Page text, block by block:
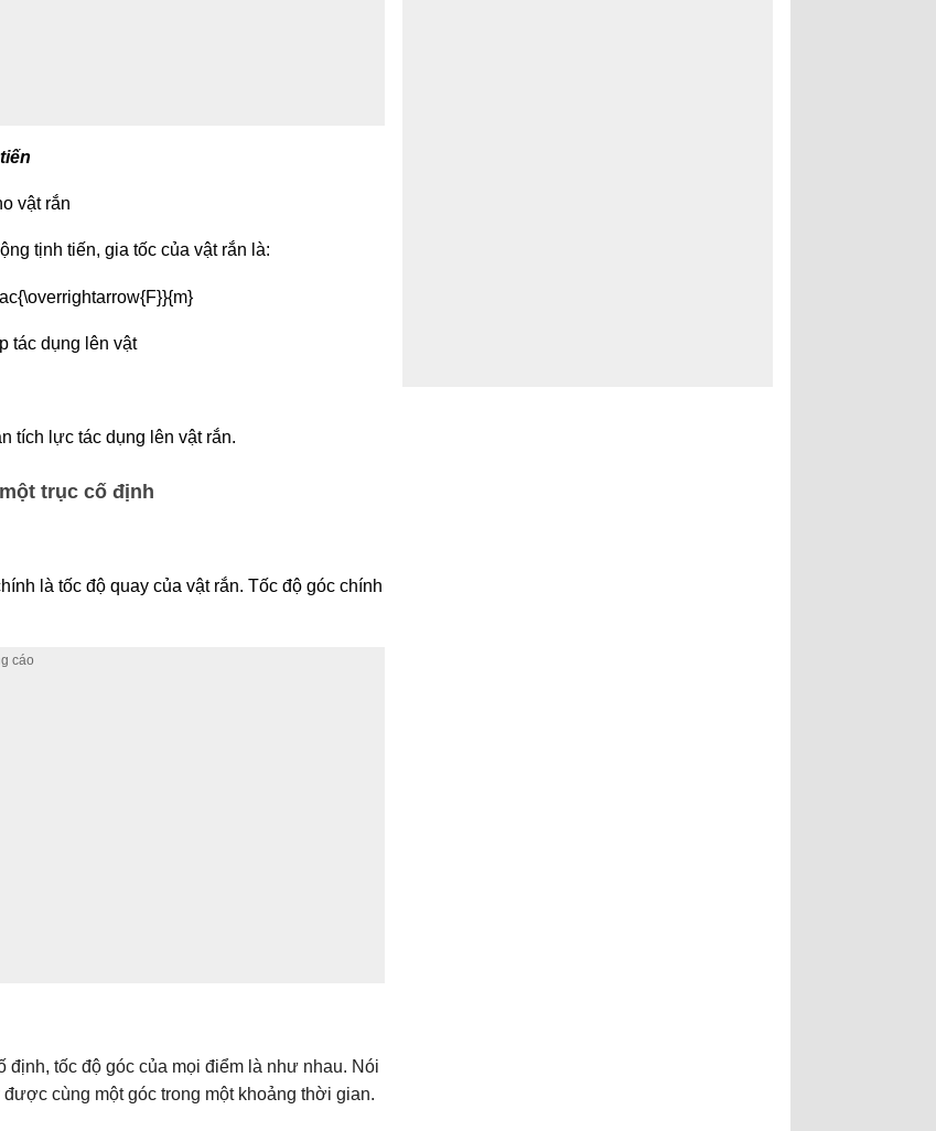
vật rắn
tịnh tiến, gia tốc của vật rắn là:
tác dụng lên vật
tích lực tác dụng lên vật rắn.
trục cố định
là tốc độ quay của vật rắn. Tốc độ góc chính
tốc độ góc của mọi điểm là như nhau. Nói
cùng một góc trong một khoảng thời gian.